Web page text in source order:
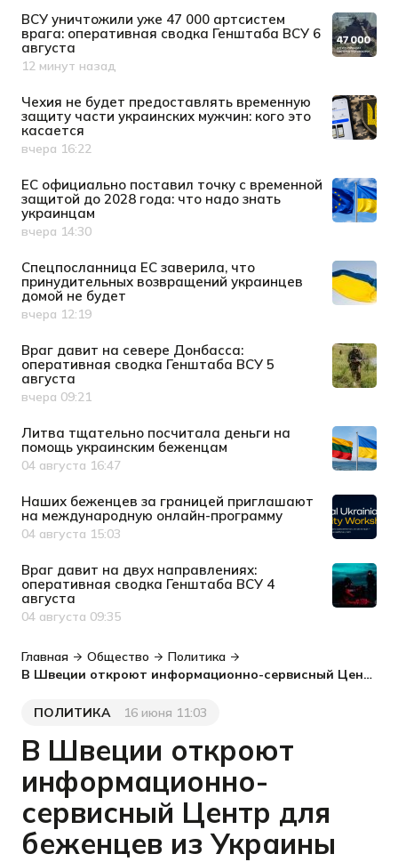
ВСУ уничтожили уже 47 000 артсистем
врага: оперативная сводка Генштаба ВСУ 6
августа
Дата публикации
12 минут назад
Чехия не будет предоставлять временную
защиту части украинских мужчин: кого это
касается
Дата публикации
вчера 16:22
ЕС официально поставил точку с временной
защитой до 2028 года: что надо знать
украинцам
Дата публикации
вчера 14:30
Спецпосланница ЕС заверила, что
принудительных возвращений украинцев
домой не будет
Дата публикации
вчера 12:19
Враг давит на севере Донбасса:
оперативная сводка Генштаба ВСУ 5
августа
Дата публикации
вчера 09:21
Литва тщательно посчитала деньги на
помощь украинским беженцам
Дата публикации
04 августа 16:47
Наших беженцев за границей приглашают
на международную онлайн-программу
Дата публикации
04 августа 15:03
Враг давит на двух направлениях:
оперативная сводка Генштаба ВСУ 4
августа
Дата публикации
04 августа 09:35
Главная Общество
Политика
В Швеции откроют информационно-сервисный Центр для беженцев из Украины
Категория
ПОЛИТИКА
Дата публикации
16 июня 11:03
В Швеции откроют
информационно-
сервисный Центр для
беженцев из Украины